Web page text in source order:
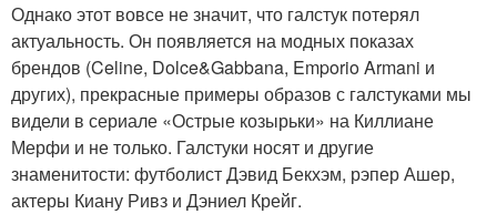
Однако этот вовсе не значит, что галстук потерял
актуальность. Он появляется на модных показах
брендов (Celine, Dolce&Gabbana, Emporio Armani и
других), прекрасные примеры образов с галстуками мы
видели в сериале «Острые козырьки» на Киллиане
Мерфи и не только. Галстуки носят и другие
знаменитости: футболист Дэвид Бекхэм, рэпер Ашер,
актеры Киану Ривз и Дэниел Крейг.